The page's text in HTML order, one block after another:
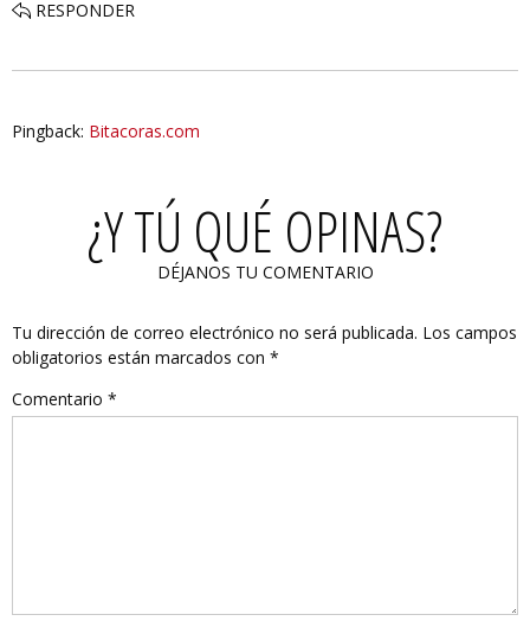
RESPONDER
Pingback: Bitacoras.com
¿Y TÚ QUÉ OPINAS?
DÉJANOS TU COMENTARIO
Tu dirección de correo electrónico no será publicada. Los campos
obligatorios están marcados con *
Comentario *